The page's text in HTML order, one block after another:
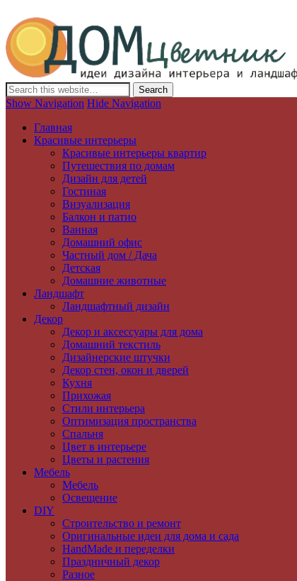
Дизайн интерьера и ландшафта, декор и обустройство
Show Navigation Hide Navigation
Главная
Красивые интерьеры
Красивые интерьеры квартир
Путешествия по домам
Дизайн для детей
Гостиная
Визуализация
Балкон и патио
Ванная
Домашний офис
Частный дом / Дача
Детская
Домашние животные
Ландшафт
Ландшафтный дизайн
Декор
Декор и аксессуары для дома
Домашний текстиль
Дизайнерские штучки
Декор стен, окон и дверей
Кухня
Прихожая
Стили интерьера
Оптимизация пространства
Спальня
Цвет в интерьере
Цветы и растения
Мебель
Мебель
Освещение
DIY
Строительство и ремонт
Оригинальные идеи для дома и сада
HandMade и переделки
Праздничный декор
Разное